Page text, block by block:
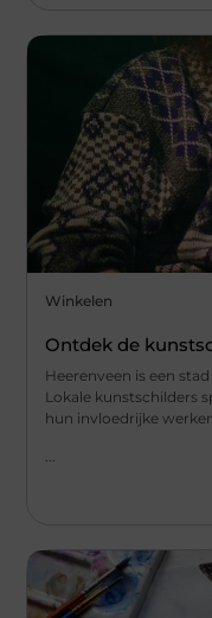
Winkelen
Ontdek de
Heerenveen is een
Lokale kunstschilders
hun invloedrijke
...